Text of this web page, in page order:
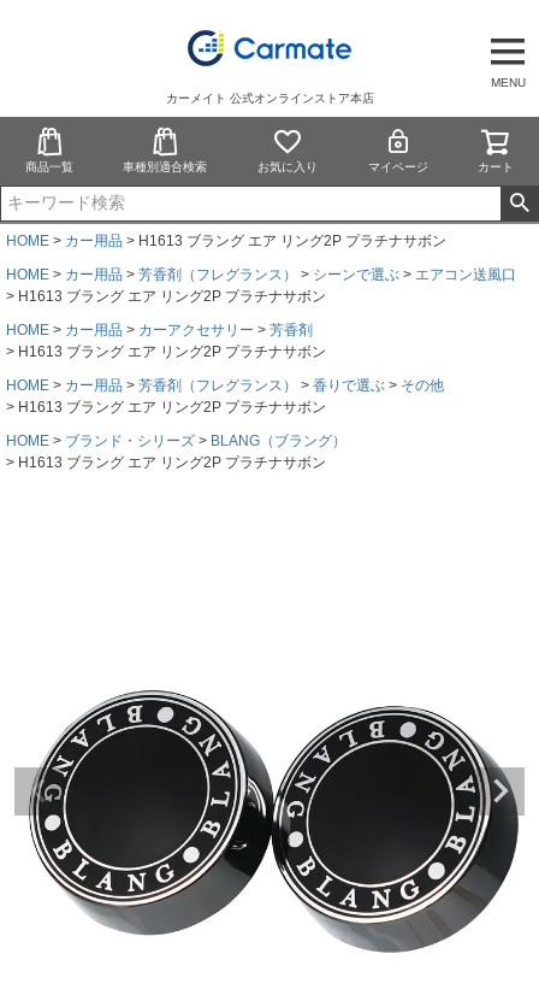
MENU
カーメイト 公式オンラインストア本店
商品一覧 車種別適合検索 お気に入り マイページ カート
HOME カー用品
H1613 ブラング エア リング2P プラチナサボン
HOME
カー用品 芳香剤（フレグランス） シーンで選ぶ
エアコン送風口
H1613 ブラング エア リング2P プラチナサボン
HOME
カー用品 カーアクセサリー
芳香剤
H1613 ブラング エア リング2P プラチナサボン
HOME
カー用品 芳香剤（フレグランス） 香りで選ぶ
その他
H1613 ブラング エア リング2P プラチナサボン
HOME
ブランド・シリーズ
BLANG（ブラング）
H1613 ブラング エア リング2P プラチナサボン